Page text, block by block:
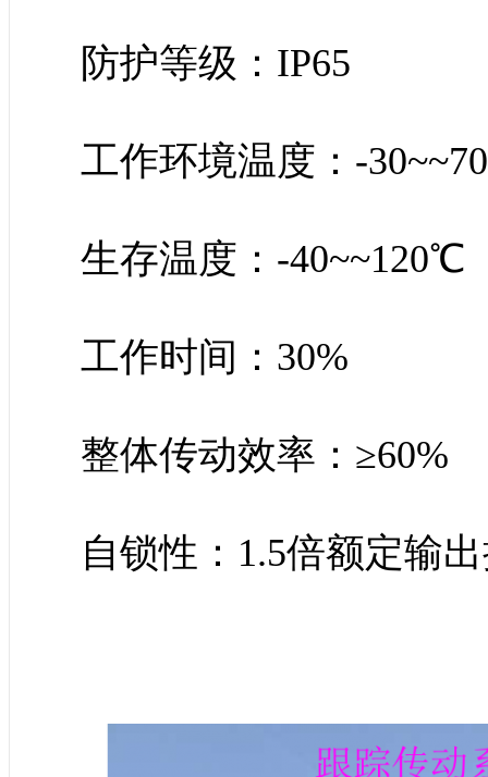
防护等级：IP65
工作环境温度：-
生存温度：-40~~120℃
工作时间：30%
整体传动效率：≥60%
自锁性：1.5倍额定输